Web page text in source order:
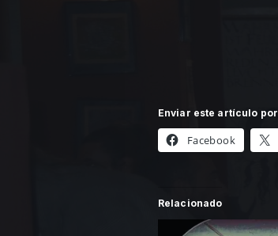
Enviar este artículo por
Facebook
Relacionado